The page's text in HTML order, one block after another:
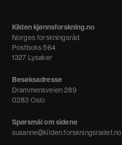
Nyheter
Nyhetsbrev
Kilden kjønnsforskning.no
Norges forskningsråd
Postboks 564
1327 Lysaker
Besøksadresse
Drammensveien 289
0283 Oslo
Spørsmål om sidene
susanne@kilden.forskningsradet.no